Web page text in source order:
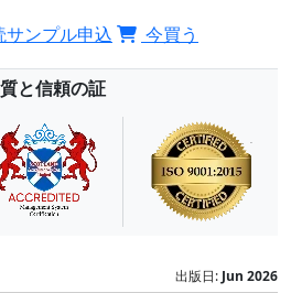
サンプル申込 今買う
と信頼の証
出版日: Jun 2026